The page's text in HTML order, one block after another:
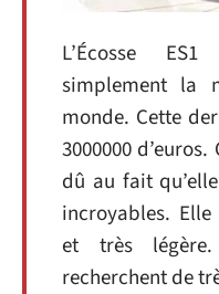
L’Écosse
simplement la
monde. Cette
3000000
dû au fait
incroyables.
et très
recherchent de